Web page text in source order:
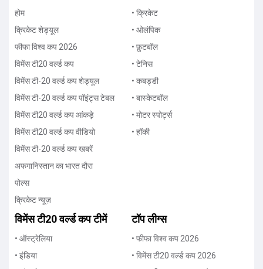
होम
क्रिकेट शेड्यूल
फीफा विश्व कप 2026
विमेंस टी20 वर्ल्ड कप
विमेंस टी-20 वर्ल्ड कप शेड्यूल
विमेंस टी-20 वर्ल्ड कप पॉइंट्स टेबल
विमेंस टी20 वर्ल्ड कप आंकड़े
विमेंस टी20 वर्ल्ड कप वीडियो
विमेंस टी-20 वर्ल्ड कप खबरें
अफगानिस्तान का भारत दौरा
पोल्स
क्रिकेट न्यूज़
• क्रिकेट
• ओलंपिक
• फ़ुटबॉल
• टेनिस
• कबड्डी
• बास्केटबॉल
• मोटर स्पोर्ट्स
• हॉकी
विमेंस टी20 वर्ल्ड कप टीमें
• ऑस्ट्रेलिया
• इंडिया
टॉप लीग्स
• फीफा विश्व कप 2026
• विमेंस टी20 वर्ल्ड कप 2026